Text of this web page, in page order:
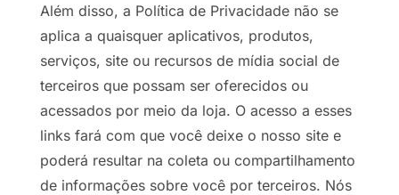
Além disso, a Política de Privacidade não se
aplica a quaisquer aplicativos, produtos,
serviços, site ou recursos de mídia social de
terceiros que possam ser oferecidos ou
acessados por meio da loja. O acesso a esses
links fará com que você deixe o nosso site e
poderá resultar na coleta ou compartilhamento
de informações sobre você por terceiros. Nós